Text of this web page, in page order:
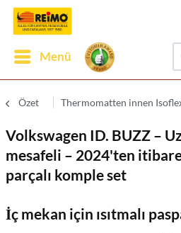
Menü
Özet Thermomatten innen
Volkswagen ID. BUZZ –
mesafeli – 2024'ten
parçalı komple set
İç mekan için ısıtmalı